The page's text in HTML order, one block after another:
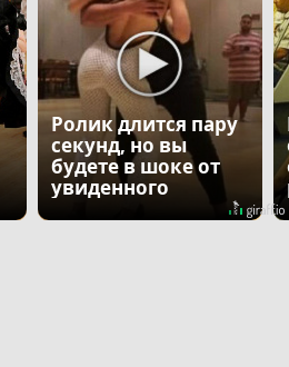
Ролик длится пару
секунд, но вы
будете в шоке от
увиденного